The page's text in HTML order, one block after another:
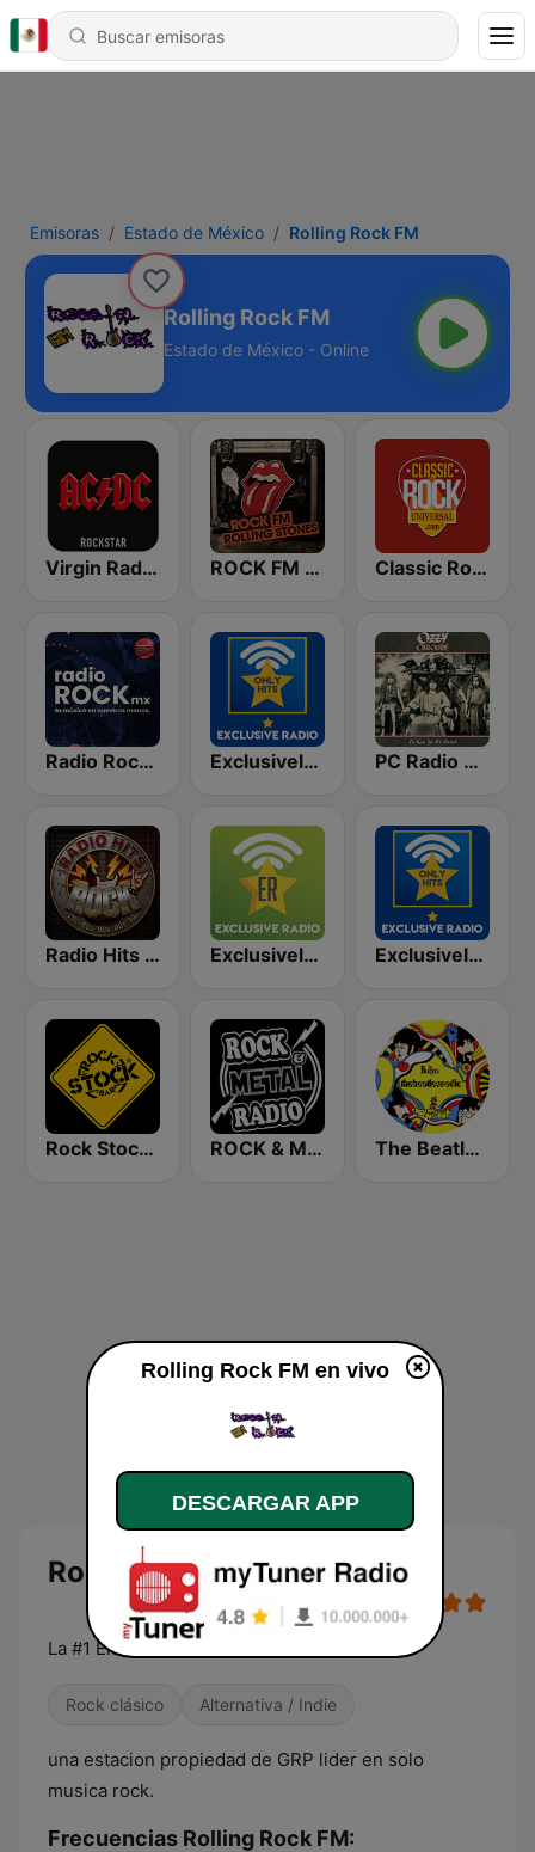
Emisoras Estado de México Rolling Rock FM
Rolling Rock FM
Estado de México - Online
Virgin Radio AC/DC ROCK FM ROLLING STONES Classic Rock Universal
Radio Rock MX Exclusively AC/DC - HITS PC Radio Ozzy Osbourne
Radio Hits Rock Exclusively AC/DC Exclusively Queen - HITS
Rock Stock Bar ROCK & METAL The Beatles Radio
Rolling Rock FM en vivo
La #1 En Rock
Rock clásico Alternativa / Indie
una estacion propiedad de GRP lider en solo
musica rock.
Frecuencias Rolling Rock FM:
Rolling Rock FM en vivo
DESCARGAR APP